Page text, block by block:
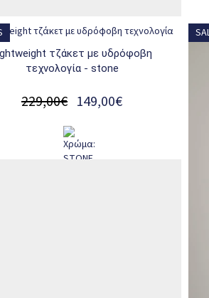
τεχνολογία - stone
149,00€
229,00€